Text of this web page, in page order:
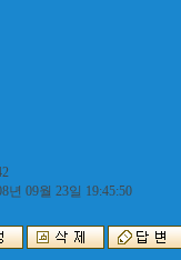
년 09월 23일 19:45:50